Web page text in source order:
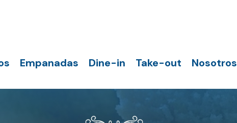
Empanadas Dine-in Take-out Nosotros